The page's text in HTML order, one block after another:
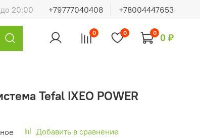
до 20:00 +79777040408 +78004447653
0 0 0 0 ₽
Tefal IXEO POWER
Добавить в сравнение